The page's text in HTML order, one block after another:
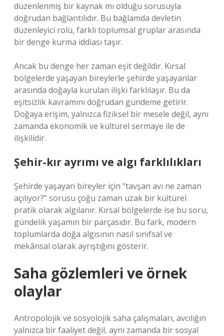
düzenlenmiş bir kaynak mı olduğu sorusuyla
doğrudan bağlantılıdır. Bu bağlamda devletin
düzenleyici rolü, farklı toplumsal gruplar arasında
bir denge kurma iddiası taşır.
Ancak bu denge her zaman eşit değildir. Kırsal
bölgelerde yaşayan bireylerle şehirde yaşayanlar
arasında doğayla kurulan ilişki farklılaşır. Bu da
eşitsizlik kavramını doğrudan gündeme getirir.
Doğaya erişim, yalnızca fiziksel bir mesele değil, aynı
zamanda ekonomik ve kültürel sermaye ile de
ilişkilidir.
Şehir-kır ayrımı ve algı farklılıkları
Şehirde yaşayan bireyler için “tavşan avı ne zaman
açılıyor?” sorusu çoğu zaman uzak bir kültürel
pratik olarak algılanır. Kırsal bölgelerde ise bu soru,
gündelik yaşamın bir parçasıdır. Bu fark, modern
toplumlarda doğa algısının nasıl sınıfsal ve
mekânsal olarak ayrıştığını gösterir.
Saha gözlemleri ve örnek
olaylar
Antropolojik ve sosyolojik saha çalışmaları, avcılığın
yalnızca bir faaliyet değil, aynı zamanda bir sosyal